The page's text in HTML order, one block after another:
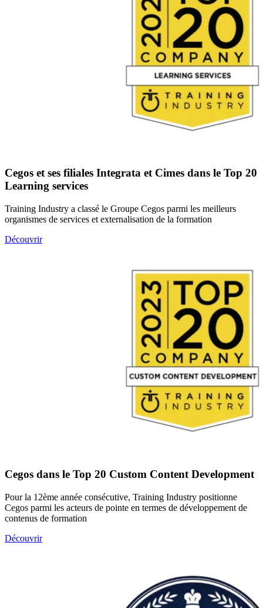
Cegos et ses filiales Integrata et Cimes dans le Top 20
Learning services
Training Industry a classé le Groupe Cegos parmi les meilleurs
organismes de services et externalisation de la formation
Découvrir
Cegos dans le Top 20 Custom Content Development
Pour la 12ème année consécutive, Training Industry positionne
Cegos parmi les acteurs de pointe en termes de développement de
contenus de formation
Découvrir